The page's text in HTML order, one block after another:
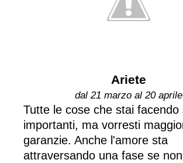
Ariete
dal 21 marzo al 20 aprile
Tutte le cose che stai facendo
importanti, ma vorresti
garanzie. Anche l'amore sta
attraversando una fase se